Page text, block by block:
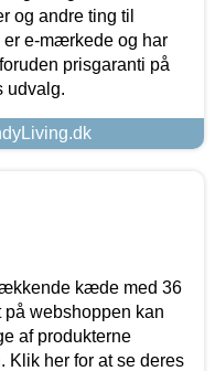
og andre ting til
er e-mærkede og har
prisgaranti på
udvalg.
kæde med 36
på webshoppen kan
af produkterne
Klik her for at se deres